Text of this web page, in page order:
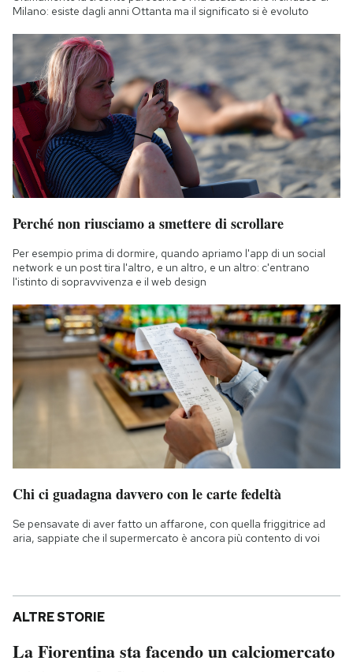
Milano: esiste dagli anni Ottanta ma il significato si è evoluto
Perché non riusciamo a smettere di scrollare
Per esempio prima di dormire, quando apriamo l'app di un social
network e un post tira l'altro, e un altro, e un altro: c'entrano
l'istinto di sopravvivenza e il web design
Chi ci guadagna davvero con le carte fedeltà
Se pensavate di aver fatto un affarone, con quella friggitrice ad
aria, sappiate che il supermercato è ancora più contento di voi
ALTRE STORIE
La Fiorentina sta facendo un calciomercato